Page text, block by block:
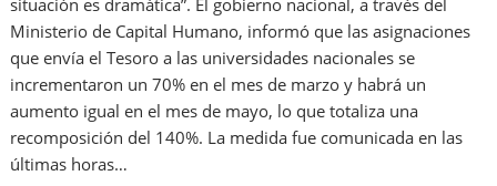
Ministerio de Capital Humano, informó que las asignaciones
que envía el Tesoro a las universidades nacionales se
incrementaron un 70% en el mes de marzo y habrá un
aumento igual en el mes de mayo, lo que totaliza una
recomposición del 140%. La medida fue comunicada en las
últimas horas…